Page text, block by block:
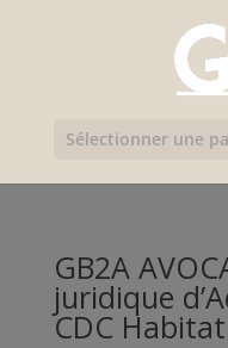
Sélectionner une
GB2A
juridique
CDC Habitat